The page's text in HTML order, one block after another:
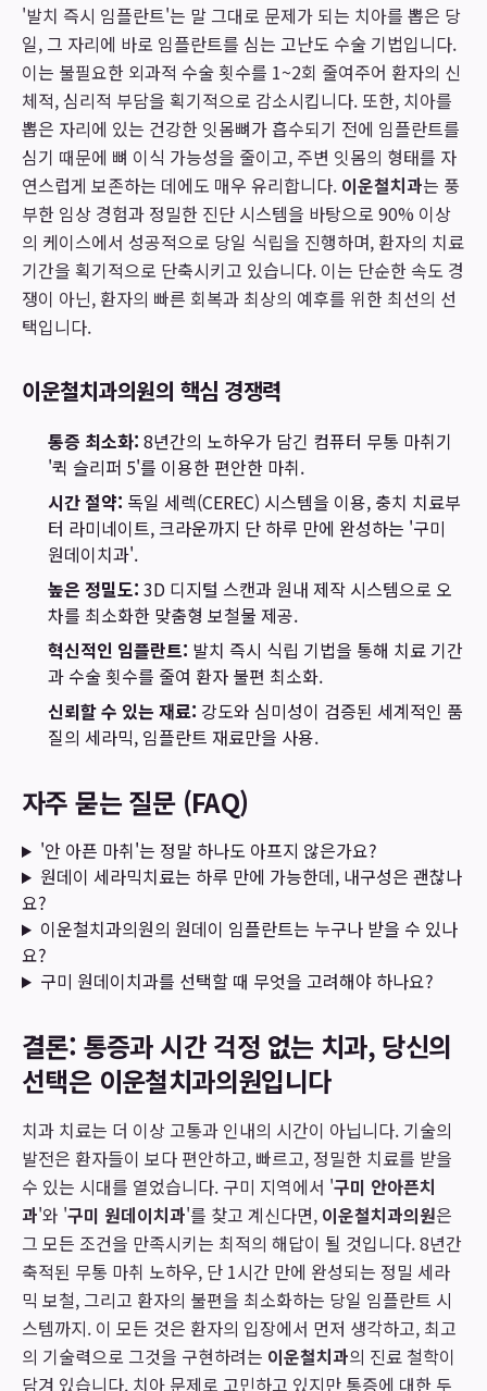
'발치 즉시 임플란트'는 말 그대로 문제가 되는 치아를 뽑은 당
일, 그 자리에 바로 임플란트를 심는 고난도 수술 기법입니다.
이는 불필요한 외과적 수술 횟수를 1~2회 줄여주어 환자의 신
체적, 심리적 부담을 획기적으로 감소시킵니다. 또한, 치아를
뽑은 자리에 있는 건강한 잇몸뼈가 흡수되기 전에 임플란트를
심기 때문에 뼈 이식 가능성을 줄이고, 주변 잇몸의 형태를 자
연스럽게 보존하는 데에도 매우 유리합니다. 이운철치과는 풍
부한 임상 경험과 정밀한 진단 시스템을 바탕으로 90% 이상
의 케이스에서 성공적으로 당일 식립을 진행하며, 환자의 치료
기간을 획기적으로 단축시키고 있습니다. 이는 단순한 속도 경
쟁이 아닌, 환자의 빠른 회복과 최상의 예후를 위한 최선의 선
택입니다.
이운철치과의원의 핵심 경쟁력
통증 최소화: 8년간의 노하우가 담긴 컴퓨터 무통 마취기
'퀵 슬리퍼 5'를 이용한 편안한 마취.
시간 절약: 독일 세렉(CEREC) 시스템을 이용, 충치 치료부
터 라미네이트, 크라운까지 단 하루 만에 완성하는 '구미
원데이치과'.
높은 정밀도: 3D 디지털 스캔과 원내 제작 시스템으로 오
차를 최소화한 맞춤형 보철물 제공.
혁신적인 임플란트: 발치 즉시 식립 기법을 통해 치료 기간
과 수술 횟수를 줄여 환자 불편 최소화.
신뢰할 수 있는 재료: 강도와 심미성이 검증된 세계적인 품
질의 세라믹, 임플란트 재료만을 사용.
자주 묻는 질문 (FAQ)
'안 아픈 마취'는 정말 하나도 아프지 않은가요?
원데이 세라믹치료는 하루 만에 가능한데, 내구성은 괜찮나
요?
이운철치과의원의 원데이 임플란트는 누구나 받을 수 있나
요?
구미 원데이치과를 선택할 때 무엇을 고려해야 하나요?
결론: 통증과 시간 걱정 없는 치과, 당신의
선택은 이운철치과의원입니다
치과 치료는 더 이상 고통과 인내의 시간이 아닙니다. 기술의
발전은 환자들이 보다 편안하고, 빠르고, 정밀한 치료를 받을
수 있는 시대를 열었습니다. 구미 지역에서 '구미 안아픈치
과'와 '구미 원데이치과'를 찾고 계신다면, 이운철치과의원은
그 모든 조건을 만족시키는 최적의 해답이 될 것입니다. 8년간
축적된 무통 마취 노하우, 단 1시간 만에 완성되는 정밀 세라
믹 보철, 그리고 환자의 불편을 최소화하는 당일 임플란트 시
스템까지. 이 모든 것은 환자의 입장에서 먼저 생각하고, 최고
의 기술력으로 그것을 구현하려는 이운철치과의 진료 철학이
담겨 있습니다. 치아 문제로 고민하고 있지만 통증에 대한 두